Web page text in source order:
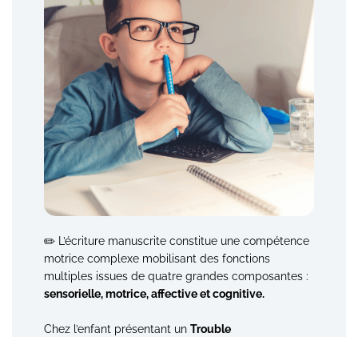
✏️ L’écriture manuscrite constitue une compétence
motrice complexe mobilisant des fonctions
multiples issues de quatre grandes composantes :
sensorielle, motrice, affective et cognitive.
Chez l’enfant présentant un Trouble